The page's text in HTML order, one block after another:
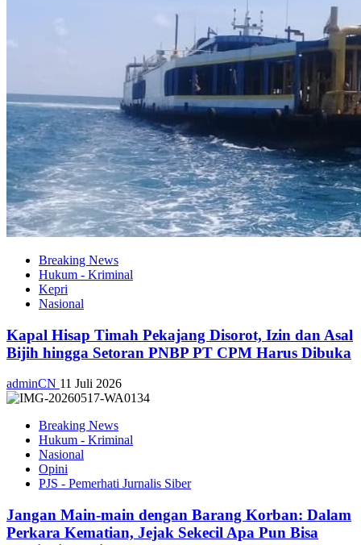
Breaking News
Hukum - Kriminal
Kepri
Nasional
Kapal Hisap Timah Pekajang Disorot, Izin dan Asal
Bijih hingga Setoran PNBP PT CPM Harus Dibuka
adminCN 11 Juli 2026
Breaking News
Hukum - Kriminal
Nasional
Opini
PJS - Pemerhati Jurnalis Siber
Jangan Main-main dengan Barang Korban: Dalam
Perkara Kematian, Jejak Sekecil Apa Pun Bisa